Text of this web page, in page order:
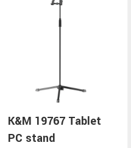
K&M 19767 Tablet
PC stand